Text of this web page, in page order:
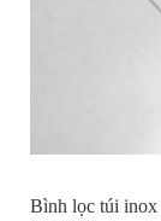
Bình lọc túi inox